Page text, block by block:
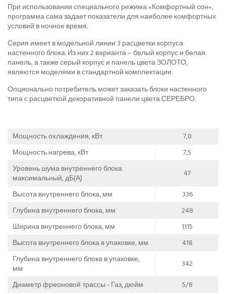
При использовании специального режима «Комфортный сон»,
программа сама задает показатели для наиболее комфортных
условий в ночное время.
Серия имеет в модельной линии 3 расцветки корпуса
настенного блока. Из них 2 варианта – белый корпус и белая
панель, а также серый корпус и панель цвета ЗОЛОТО,
являются моделями в стандартной комплектации.
Опционально потребитель может заказать блоки настенного
типа с расцветкой декоративной панели цвета СЕРЕБРО.
Мощность охлаждения, кВт
7,0
Мощность нагрева, кВт
7,5
Уровень шума внутреннего блока
максимальный, дБ(А)
47
Высота внутреннего блока, мм
336
Глубина внутреннего блока, мм
248
Ширина внутреннего блока, мм
1115
Высота внутреннего блока в упаковке, мм
418
Глубина внутреннего блока в упаковке,
мм
342
Диаметр фреоновой трассы - Газ, дюйм
5/8